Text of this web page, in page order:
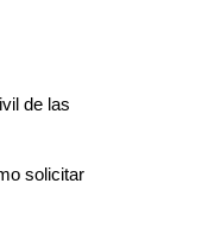
de las
solicitar